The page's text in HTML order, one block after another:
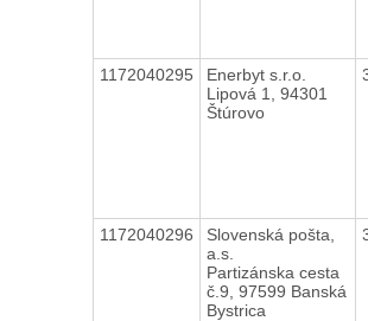
1172040295
Enerbyt s.r.o.
Lipová 1, 94301
Štúrovo
1172040296
Slovenská pošta,
a.s.
Partizánska cesta
č.9, 97599 Banská
Bystrica